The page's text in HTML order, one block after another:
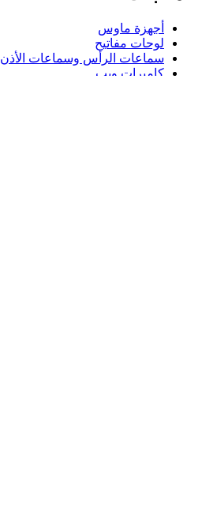
أجهزة ماوس
لوحات مفاتيح
سماعات الرأس وسماعات الأذن
كاميرات ويب